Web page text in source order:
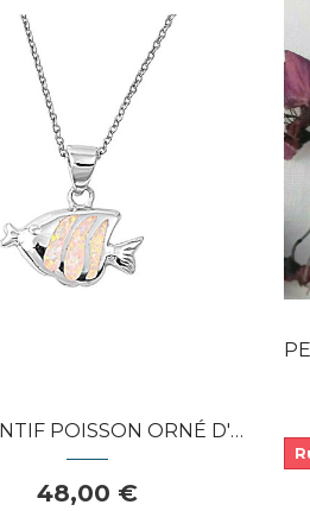
APERÇU RAPIDE
ORNÉ D'OPALE BLANCHE...
48,00 €